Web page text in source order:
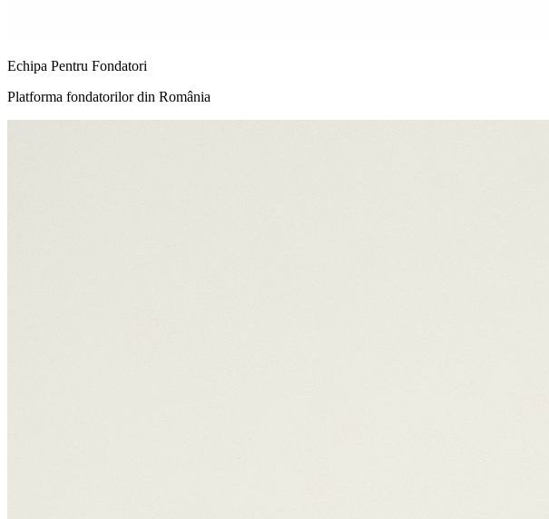
Echipa Pentru Fondatori
Platforma fondatorilor din România